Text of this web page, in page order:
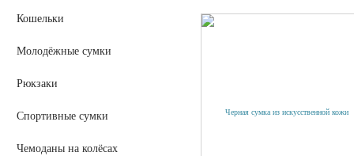
Кошельки
Молодёжные сумки
Рюкзаки
Спортивные сумки
Чемоданы на колёсах